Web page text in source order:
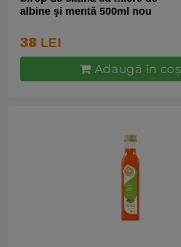
albine şi mentă 500ml nou
38 LEI
Adaugă în coş